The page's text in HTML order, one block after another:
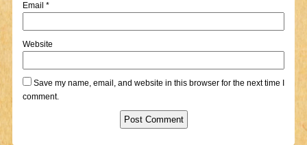
Email *
Website
Save my name, email, and website in this browser for the next time I
comment.